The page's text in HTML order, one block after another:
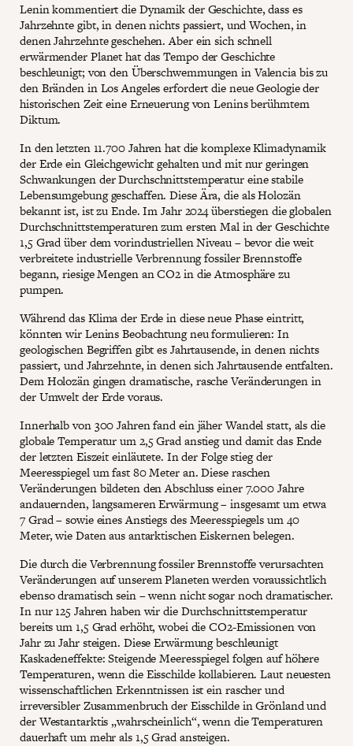
Lenin kommentiert die Dynamik der Geschichte, dass es
Jahrzehnte gibt, in denen nichts passiert, und Wochen, in
denen Jahrzehnte geschehen. Aber ein sich schnell
erwärmender Planet hat das Tempo der Geschichte
beschleunigt; von den Überschwemmungen in Valencia bis zu
den Bränden in Los Angeles erfordert die neue Geologie der
historischen Zeit eine Erneuerung von Lenins berühmtem
Diktum.
In den letzten 11.700 Jahren hat die komplexe Klimadynamik
der Erde ein Gleichgewicht gehalten und mit nur geringen
Schwankungen der Durchschnittstemperatur eine stabile
Lebensumgebung geschaffen. Diese Ära, die als Holozän
bekannt ist, ist zu Ende. Im Jahr 2024 überstiegen die globalen
Durchschnittstemperaturen zum ersten Mal in der Geschichte
1,5 Grad über dem vorindustriellen Niveau – bevor die weit
verbreitete industrielle Verbrennung fossiler Brennstoffe
begann, riesige Mengen an CO2 in die Atmosphäre zu
pumpen.
Während das Klima der Erde in diese neue Phase eintritt,
könnten wir Lenins Beobachtung neu formulieren: In
geologischen Begriffen gibt es Jahrtausende, in denen nichts
passiert, und Jahrzehnte, in denen sich Jahrtausende entfalten.
Dem Holozän gingen dramatische, rasche Veränderungen in
der Umwelt der Erde voraus.
Innerhalb von 300 Jahren fand ein jäher Wandel statt, als die
globale Temperatur um 2,5 Grad anstieg und damit das Ende
der letzten Eiszeit einläutete. In der Folge stieg der
Meeresspiegel um fast 80 Meter an. Diese raschen
Veränderungen bildeten den Abschluss einer 7.000 Jahre
andauernden, langsameren Erwärmung – insgesamt um etwa
7 Grad – sowie eines Anstiegs des Meeresspiegels um 40
Meter, wie Daten aus antarktischen Eiskernen belegen.
Die durch die Verbrennung fossiler Brennstoffe verursachten
Veränderungen auf unserem Planeten werden voraussichtlich
ebenso dramatisch sein – wenn nicht sogar noch dramatischer.
In nur 125 Jahren haben wir die Durchschnittstemperatur
bereits um 1,5 Grad erhöht, wobei die CO2-Emissionen von
Jahr zu Jahr steigen. Diese Erwärmung beschleunigt
Kaskadeneffekte: Steigende Meeresspiegel folgen auf höhere
Temperaturen, wenn die Eisschilde kollabieren. Laut neuesten
wissenschaftlichen Erkenntnissen ist ein rascher und
irreversibler Zusammenbruch der Eisschilde in Grönland und
der Westantarktis „wahrscheinlich“, wenn die Temperaturen
dauerhaft um mehr als 1,5 Grad ansteigen.